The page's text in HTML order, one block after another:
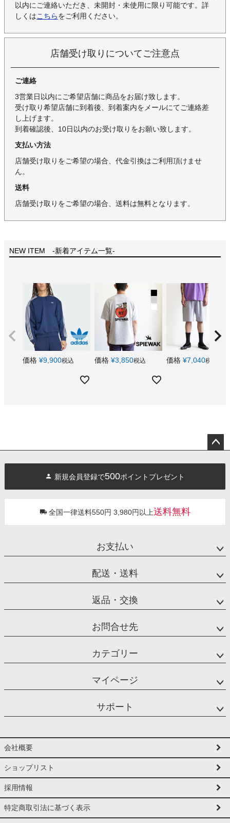
以内にご連絡いただき、未開封・未使用に限り可能です。詳
しくはこちらをご利用ください。
店舗受け取りについてご注意点
ご連絡
3営業日以内にご希望店舗に商品をお届け致します。
受け取り希望店舗に到着後、到着案内をメールにてご連絡差
し上げます。
到着確認後、10日以内のお受け取りをお願い致します。
支払い方法
店舗受け取りをご希望の場合、代金引換はご利用頂けませ
ん。
送料
店舗受け取りをご希望の場合、送料は無料となります。
NEW ITEM -新着アイテム一覧-
価格 ¥9,900税込 価格 ¥3,850税込 価格 ¥7,040税込
へ
新規会員登録で500ポイントプレゼント
全国一律送料550円 3,980円以上送料無料
お支払い
配送・送料
返品・交換
お問合せ先
カテゴリー
マイページ
サポート
会社概要
ショップリスト
採用情報
特定商取引法に基づく表示